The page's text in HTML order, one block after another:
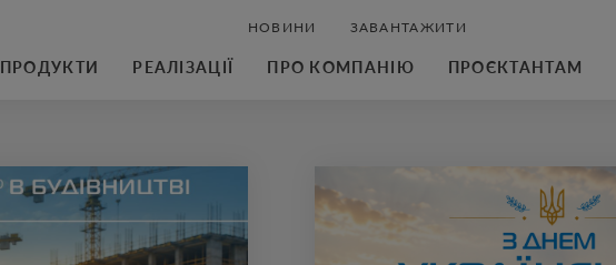
ПРОДУКТИ РЕАЛІЗАЦІЇ ПРО КОМПАНІЮ ПРОЄКТАНТАМ
НОВИНИ ЗАВАНТАЖИТИ